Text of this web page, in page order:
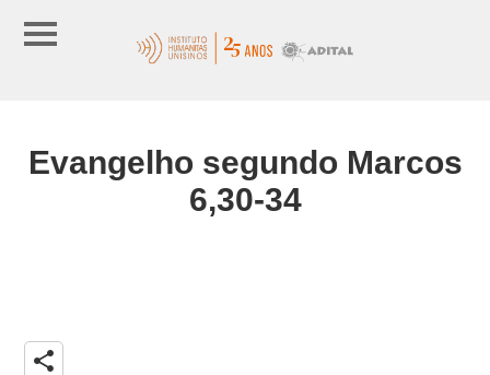
Evangelho segundo Marcos
6,30-34
share